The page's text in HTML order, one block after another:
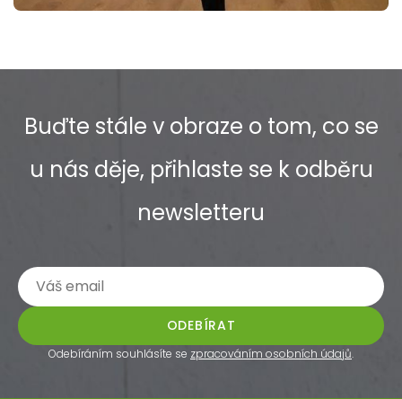
Buďte stále v obraze o tom, co se
u nás děje, přihlaste se k odběru
newsletteru
ODEBÍRAT
Odebíráním souhlásíte se zpracováním osobních údajů.